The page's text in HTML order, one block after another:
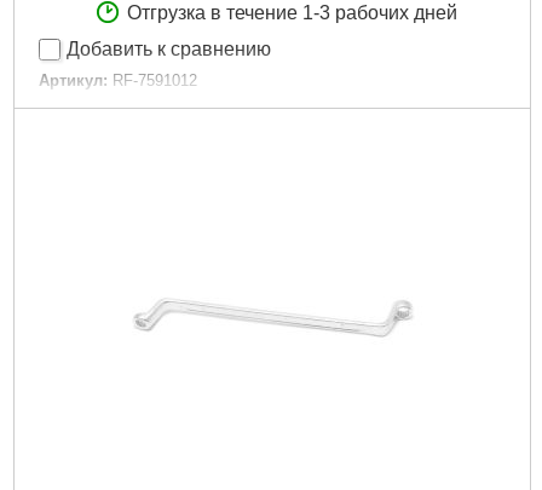
Отгрузка в течение 1-3 рабочих дней
Добавить к сравнению
Артикул: RF-7591012
Код товара: 24.11.95